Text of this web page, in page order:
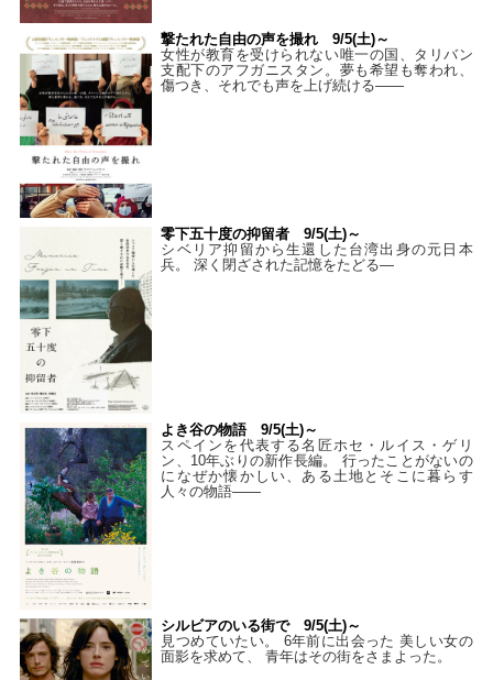
撃たれた自由の声を撮れ 9/5(土)～
女性が教育を受けられない唯一の国、タリバン
支配下のアフガニスタン。夢も希望も奪われ、
傷つき、それでも声を上げ続ける——
零下五十度の抑留者 9/5(土)～
シベリア抑留から生還した台湾出身の元日本
兵。 深く閉ざされた記憶をたどる—
よき谷の物語 9/5(土)～
スペインを代表する名匠ホセ・ルイス・ゲリ
ン、10年ぶりの新作長編。 行ったことがないの
になぜか懐かしい、ある土地とそこに暮らす
人々の物語――
シルビアのいる街で 9/5(土)～
見つめていたい。 6年前に出会った 美しい女の
面影を求めて、 青年はその街をさまよった。